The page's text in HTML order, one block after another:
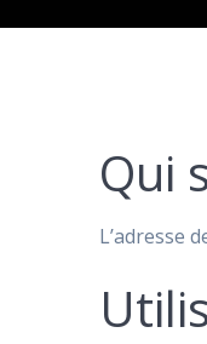
Qui
L’adresse